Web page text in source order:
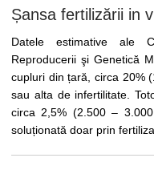
Șansa fertilizării in
Datele estimative ale
Reproducerii şi Genetică
cupluri din țară, circa 20%
sau alta de infertilitate.
circa 2,5% (2.500 –
soluționată doar prin